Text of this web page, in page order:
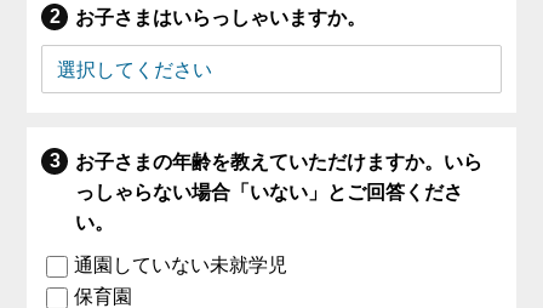
お子さまはいらっしゃいますか。
お子さまの年齢を教えていただけますか。いら
っしゃらない場合「いない」とご回答くださ
い。
通園していない未就学児
保育園